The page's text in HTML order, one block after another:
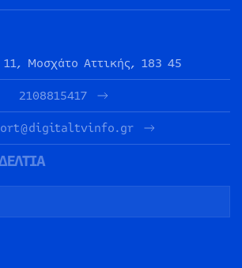
Μοσχάτο Αττικής, 183 45
2108815417